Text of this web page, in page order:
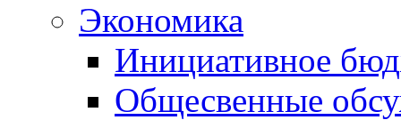
Экономика
Инициативное
Общесвенные